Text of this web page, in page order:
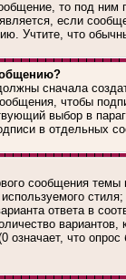
то под
если
Учтите, что
сначала
чтобы
выбор в
в отдельных
сообщения
ответа в
означает, что